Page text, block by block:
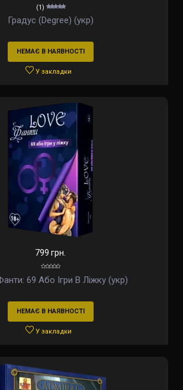
(1)
Градус (Degree) (укр)
НЕМАЄ В НАЯВНОСТІ
У закладки
799 грн.
69 Або Ігри В Ліжку (укр)
НЕМАЄ В НАЯВНОСТІ
У закладки